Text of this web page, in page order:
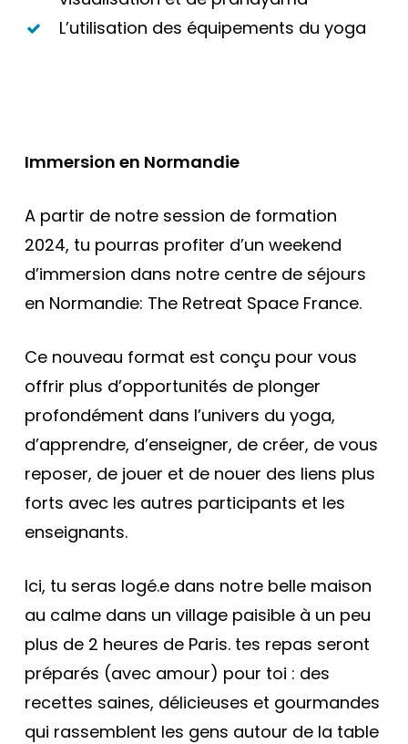
L’utilisation des équipements du yoga
Immersion en Normandie
A partir de notre session de formation
2024, tu pourras profiter d’un weekend
d’immersion dans notre centre de séjours
en Normandie: The Retreat Space France.
Ce nouveau format est conçu pour vous
offrir plus d’opportunités de plonger
profondément dans l’univers du yoga,
d’apprendre, d’enseigner, de créer, de vous
reposer, de jouer et de nouer des liens plus
forts avec les autres participants et les
enseignants.
Ici, tu seras logé.e dans notre belle maison
au calme dans un village paisible à un peu
plus de 2 heures de Paris. tes repas seront
préparés (avec amour) pour toi : des
recettes saines, délicieuses et gourmandes
qui rassemblent les gens autour de la table